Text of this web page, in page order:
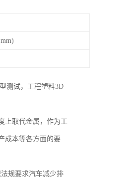
测试，工程塑料3D
上取代金属，作为工
成本等各方面的要
规要求汽车减少排